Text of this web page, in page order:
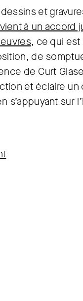
et
à un accord
, ce qui est
de
de Curt
et éclaire
s’appuyant sur
(1933–1945),
nazis. Cette